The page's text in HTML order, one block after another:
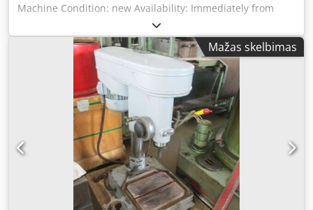
Spindle speed (rpm): 100-2000 Optional accessories: -
Röhm Supra drill chuck 1-13mm or 3-16mm - Alzmetall
machine base Collection in person. Forklift available.
Shipping also possible. Subject to errors, modifications,
and prior sale. Other Alzmetall bench and pillar drilling
machines always in stock!
Machine Condition: new Availability: Immediately from
stock in Offenburg Drilling capacity in steel E335 (St 60): 16
mm Thread cutting in steel E335 (St 60): M 12 Drill chuck
taper: MK 2 Quill stroke: 80 mm Throat depth: 190 mm
Column diameter: 65 mm Feed: manual Drill head height
adjustment via handwheel Net weight: approx. 83 kg
Speed adjustment: stepless Motor: 0.54 kW Spindle speed
(rpm): 100–2000 Dwodpfxoy S Atds Aamsa Optional special
equipment: - Digital drilling depth display - Machine lamp
Optional accessories: - Röhm Supra drill chuck 1–13 mm or
3–16 mm - Alzmetall machine sub-table
Mažas skelbimas